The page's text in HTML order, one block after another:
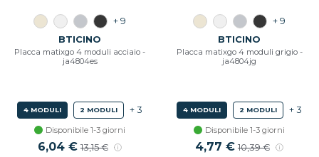
+ 9
BTICINO
Placca matixgo 4 moduli acciaio -
ja4804es
4 MODULI 2 MODULI + 3
Disponibile 1-3 giorni
Prezzo scontato
6,04 € Prezzo di listino
13,15 €
+ 9
BTICINO
Placca matixgo 4 moduli grigio -
ja4804jg
4 MODULI 2 MODULI + 3
Disponibile 1-3 giorni
Prezzo scontato
4,77 € Prezzo di listino
10,39 €